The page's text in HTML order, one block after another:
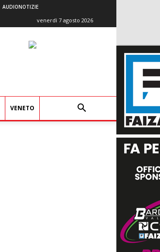
AUDIONOTIZIE
venerdì 7 agosto 2026
VENETO